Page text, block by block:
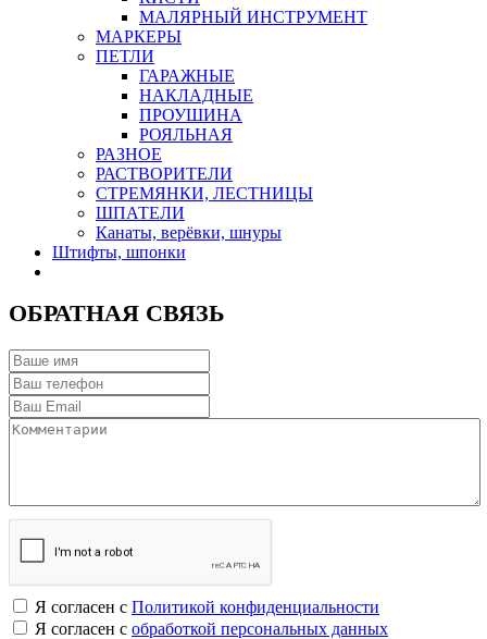
МАЛЯРНЫЙ ИНСТРУМЕНТ
МАРКЕРЫ
ПЕТЛИ
ГАРАЖНЫЕ
НАКЛАДНЫЕ
ПРОУШИНА
РОЯЛЬНАЯ
РАЗНОЕ
РАСТВОРИТЕЛИ
СТРЕМЯНКИ, ЛЕСТНИЦЫ
ШПАТЕЛИ
Канаты, верёвки, шнуры
Штифты, шпонки
ОБРАТНАЯ СВЯЗЬ
Я согласен с Политикой конфиденциальности
Я согласен с обработкой персональных данных